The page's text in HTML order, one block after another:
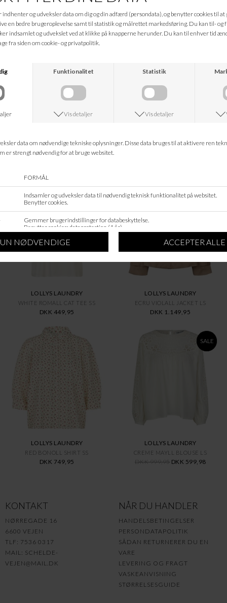
Tilføj til Ønskeskyen
23442-3067-99
Hvad koster fragten?
Returret?
Leveringstid?
LOLLYS LAUNDRY
WHITE ROMALL CAT TEE SS
DKK 449,95
LOLLYS LAUNDRY
ECRU VIOLALL JACKET LS
DKK 1.149,95
LOLLYS LAUNDRY
RED BONOLL SHIRT SS
DKK 749,95
SALE
LOLLYS LAUNDRY
CREME MAYLL BLOUSE LS
DKK 999,95 DKK 599,98
KONTAKT
NØRREGADE 16
6600 VEJEN
TLF: 7536 0317
MAIL: SCHELDE-
VEJEN@MAIL.DK
NÅR DU HANDLER
HANDELSBETINGELSER
PERSONDATAPOLITIK
SÅDAN RETURNERER DU EN
VARE
LEVERING OG FRAGT
VASKEANVISNING
STØRRELSESGUIDE